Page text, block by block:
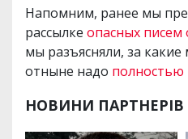
Напомним, ранее мы
рассылке опасных
мы разъясняли, за какие
отныне надо полностью